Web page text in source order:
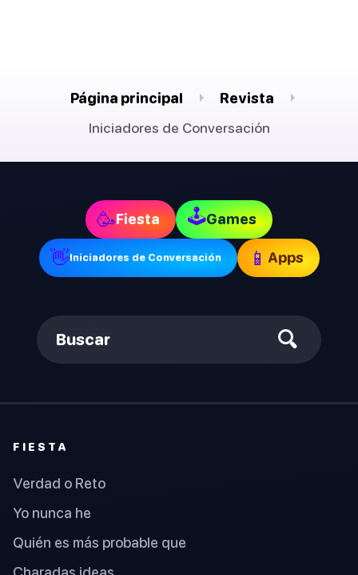
Página principal
Revista
Iniciadores de Conversación
🥳Fiesta 🕹Games
👋Iniciadores de Conversación 📱 Apps
Buscar
FIESTA
Verdad o Reto
Yo nunca he
Quién es más probable que